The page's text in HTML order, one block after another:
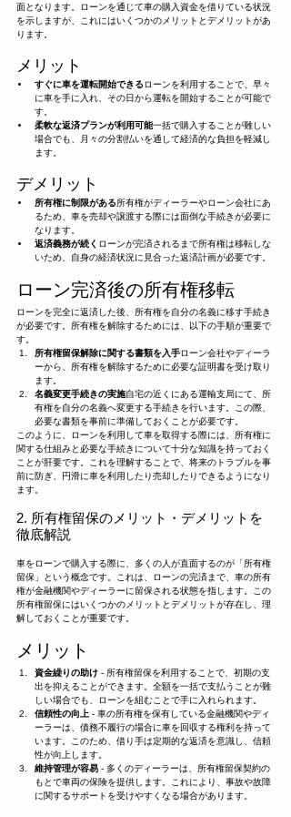
面となります。ローンを通じて車の購入資金を借りている状況
を示しますが、これにはいくつかのメリットとデメリットがあ
ります。
メリット
すぐに車を運転開始できるローンを利用することで、早々
に車を手に入れ、その日から運転を開始することが可能で
す。
柔軟な返済プランが利用可能一括で購入することが難しい
場合でも、月々の分割払いを通して経済的な負担を軽減し
ます。
デメリット
所有権に制限がある所有権がディーラーやローン会社にあ
るため、車を売却や譲渡する際には面倒な手続きが必要に
なります。
返済義務が続く ローンが完済されるまで所有権は移転しな
いため、自身の経済状況に見合った返済計画が必要です。
ローン完済後の所有権移転
ローンを完全に返済した後、所有権を自分の名義に移す手続き
が必要です。所有権を解除するためには、以下の手順が重要で
す。
所有権留保解除に関する書類を入手ローン会社やディーラ
ーから、所有権を解除するために必要な証明書を受け取り
ます。
名義変更手続きの実施自宅の近くにある運輸支局にて、所
有権を自分の名義へ変更する手続きを行います。この際、
必要な書類を事前に準備しておくことが必要です。
このように、ローンを利用して車を取得する際には、所有権に
関する仕組みと必要な手続きについて十分な知識を持っておく
ことが肝要です。これを理解することで、将来のトラブルを事
前に防ぎ、円滑に車を利用したり売却したりできるようになり
ます。
2. 所有権留保のメリット・デメリットを
徹底解説
車をローンで購入する際に、多くの人が直面するのが「所有権
留保」という概念です。これは、ローンの完済まで、車の所有
権が金融機関やディーラーに留保される状態を指します。この
所有権留保にはいくつかのメリットとデメリットが存在し、理
解しておくことが重要です。
メリット
資金繰りの助け - 所有権留保を利用することで、初期の支
出を抑えることができます。全額を一括で支払うことが難
しい場合でも、ローンを組むことで手に入れられます。
信頼性の向上 - 車の所有権を保有している金融機関やディ
ーラーは、債務不履行の場合に車を回収する権利を持って
います。このため、借り手は定期的な返済を意識し、信頼
性が向上します。
維持管理が容易 - 多くのディーラーは、所有権留保契約の
もとで車両の保険を提供します。これにより、事故や故障
に関するサポートを受けやすくなる場合があります。